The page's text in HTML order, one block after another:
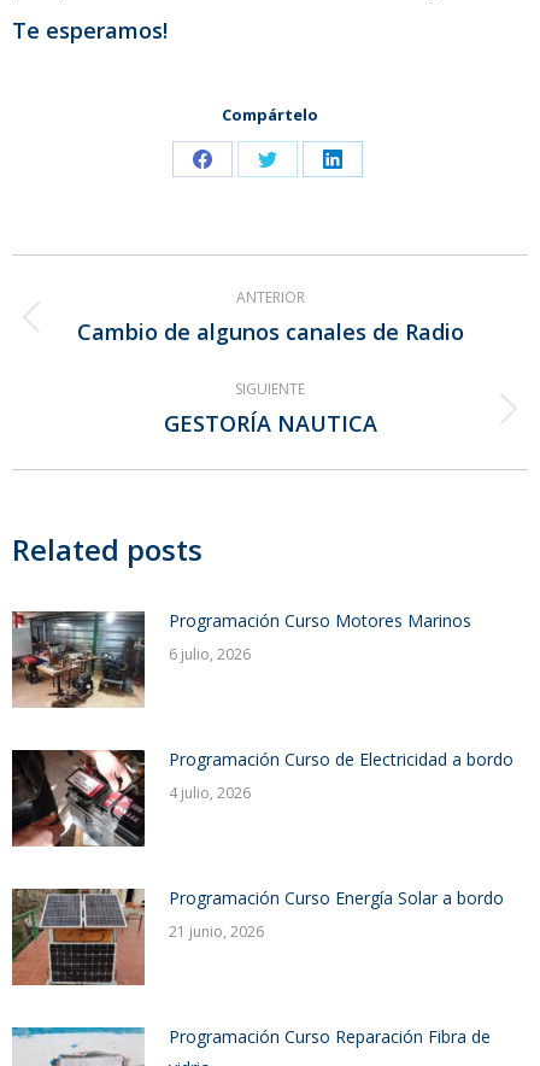
Te esperamos!
Compártelo
Share
Facebook
Share
Twitter
Share
LinkedIn
entre
publicaciones
ANTERIOR
Publicación
Cambio de algunos canales de Radio
SIGUIENTE
Publicación
GESTORÍA NAUTICA
Related posts
Programación Curso Motores Marinos
6 julio, 2026
Programación Curso de Electricidad a bordo
4 julio, 2026
Programación Curso Energía Solar a bordo
21 junio, 2026
Programación Curso Reparación Fibra de